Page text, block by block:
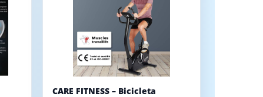
CARE FITNESS – Bicicleta